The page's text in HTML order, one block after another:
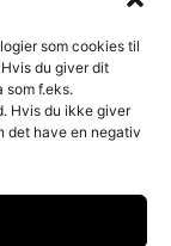
som cookies til
du giver dit
som f.eks.
Hvis du ikke giver
det have en negativ
endnu.